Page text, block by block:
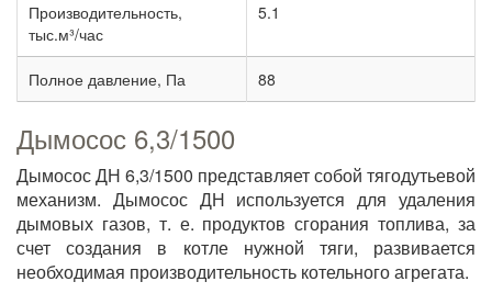
Производительность,
тыс.м³/час
5.1
Полное давление, Па 88
Дымосос 6,3/1500
Дымосос ДН 6,3/1500 представляет собой тягодутьевой
механизм. Дымосос ДН используется для удаления
дымовых газов, т. е. продуктов сгорания топлива, за
счет создания в котле нужной тяги, развивается
необходимая производительность котельного агрегата.